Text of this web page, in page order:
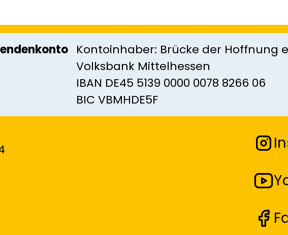
Kontoinhaber: Brücke der Hoffnung
Volksbank Mittelhessen
IBAN DE45 5139 0000 0078 8266 06
BIC VBMHDE5F